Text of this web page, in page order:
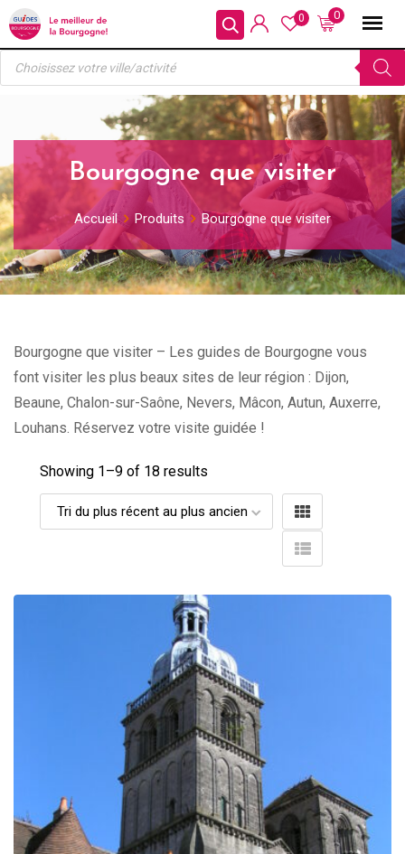
Skip
to
content
0
0
Recherche
produits
Bourgogne que visiter
Accueil Produits Bourgogne que visiter
Bourgogne que visiter – Les guides de Bourgogne vous
font visiter les plus beaux sites de leur région : Dijon,
Beaune, Chalon-sur-Saône, Nevers, Mâcon, Autun, Auxerre,
Louhans. Réservez votre visite guidée !
Showing 1–9 of 18 results